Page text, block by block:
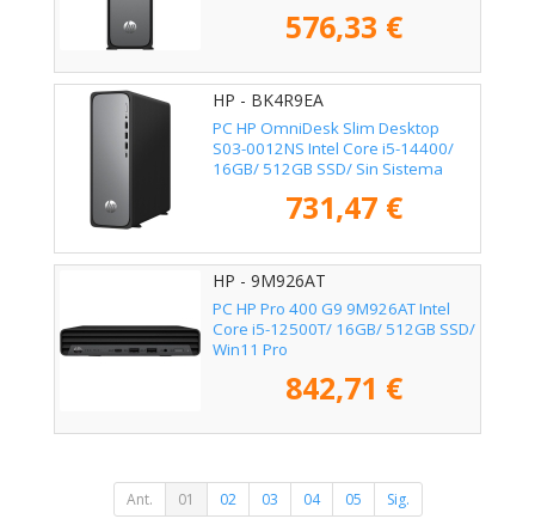
576,33 €
HP - BK4R9EA
PC HP OmniDesk Slim Desktop
S03-0012NS Intel Core i5-14400/
16GB/ 512GB SSD/ Sin Sistema
731,47 €
HP - 9M926AT
PC HP Pro 400 G9 9M926AT Intel
Core i5-12500T/ 16GB/ 512GB SSD/
Win11 Pro
842,71 €
Ant. 01 02 03 04 05 Sig.